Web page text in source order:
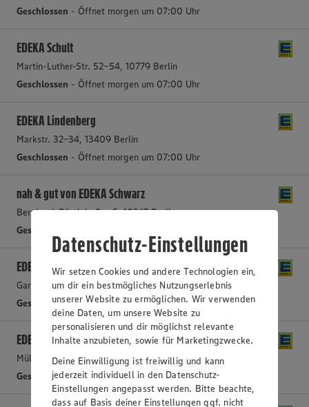
Geschlossen - Öffnet morgen um 07:00 Uhr
EDEKA Schult
Martin-Luther-Str. 52-54, 10779 Berlin
Geschlossen - Öffnet morgen um 07:00 Uhr
EDEKA Lindenberg
Markstr. 32-34, 13409 Berlin
Geschlossen - Öffnet morgen um 07:00 Uhr
nah & gut von EDEKA Schwarz
Bernhard-Bästlein-Str. 5, 10367 Berlin
Geschlossen
EDEKA Schmitt
Garbátyplatz 1, 13187 Berlin
Geschlossen- Öffnet morgen um 06:00 Uhr
EDEKA Fromm
Müllerstr. 127, 13349 Berlin
Geschlossen- Öffnet morgen um 08:00 Uhr
Datenschutz-Einstellungen
Wir setzen Cookies und andere Technologien ein,
um dir ein bestmögliches Nutzungserlebnis
unserer Website zu ermöglichen. Wir verwenden
deine Daten, um unsere Website zu
personalisieren und dir möglichst relevante
Inhalte anzubieten, sowie für Marketingzwecke.
Deine Einwilligung ist freiwillig und kann
jederzeit individuell in den Datenschutz-
Einstellungen angepasst werden. Bitte beachte,
dass auf Basis deiner Einstellungen ggf. nicht